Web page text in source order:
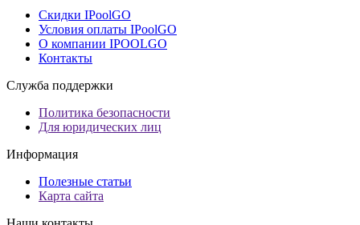
Скидки IPoolGO
Условия оплаты IPoolGO
О компании IPOOLGO
Контакты
Служба поддержки
Политика безопасности
Для юридических лиц
Информация
Полезные статьи
Карта сайта